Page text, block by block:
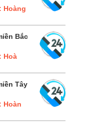
Hoàng
Bắc
Hoà
Tây
Hoàn